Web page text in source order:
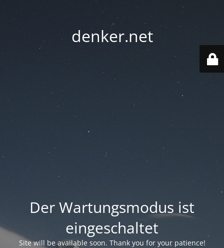
denker.net
Der Wartungsmodus ist
eingeschaltet
Site will be available soon. Thank you for your patience!